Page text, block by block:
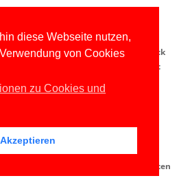
diese Webseite nutzen,
von Cookies
zu Cookies und
Akzeptieren
die Schulung einen sehr guten Einblick
- Die interaktive Schulung vermittelt
'Versionsverwaltung mit Git'
Dozenten."
'Versionsverwaltung mit Git'
Herangehensweise des Dozenten